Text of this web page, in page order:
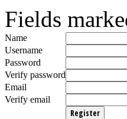
Fields
Name
Username
Password
Verify password
Email
Verify email
Register